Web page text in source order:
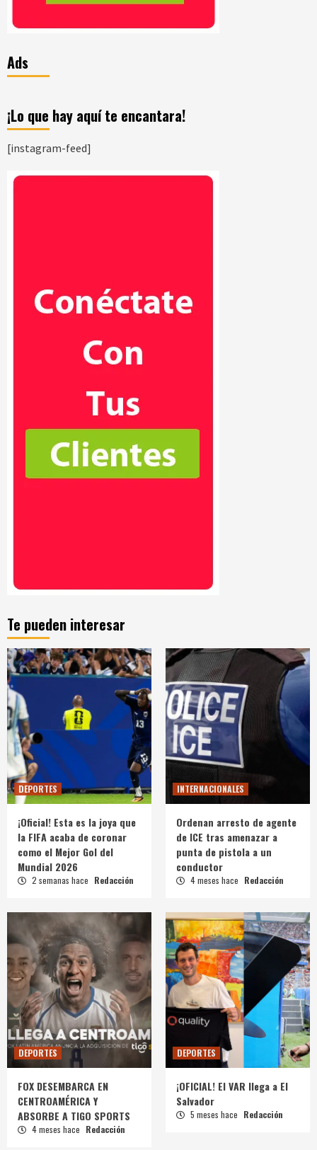
Ads
¡Lo que hay aquí te encantara!
[instagram-feed]
Te pueden interesar
DEPORTES
¡Oficial! Esta es la joya que
la FIFA acaba de coronar
como el Mejor Gol del
Mundial 2026
2 semanas hace Redacción
INTERNACIONALES
Ordenan arresto de agente
de ICE tras amenazar a
punta de pistola a un
conductor
4 meses hace Redacción
DEPORTES
FOX DESEMBARCA EN
CENTROAMÉRICA Y
ABSORBE A TIGO SPORTS
4 meses hace Redacción
DEPORTES
¡OFICIAL! El VAR llega a El
Salvador
5 meses hace Redacción